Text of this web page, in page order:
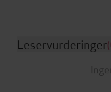
Leservurderinger